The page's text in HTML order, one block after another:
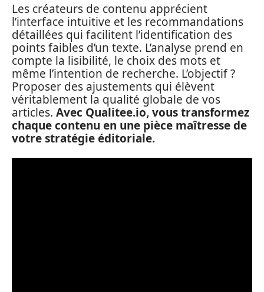
Les créateurs de contenu apprécient
l’interface intuitive et les recommandations
détaillées qui facilitent l’identification des
points faibles d’un texte. L’analyse prend en
compte la lisibilité, le choix des mots et
même l’intention de recherche. L’objectif ?
Proposer des ajustements qui élèvent
véritablement la qualité globale de vos
articles. Avec Qualitee.io, vous transformez
chaque contenu en une pièce maîtresse de
votre stratégie éditoriale.